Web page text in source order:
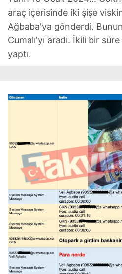
araç içerisinde iki şişe
Ağbaba'ya gönderdi.
Cumalı'yı aradı. İkili bir
yaptı.